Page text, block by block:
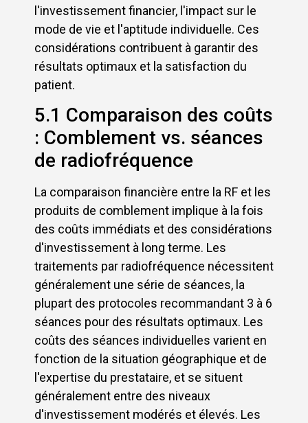
l'investissement financier, l'impact sur le
mode de vie et l'aptitude individuelle. Ces
considérations contribuent à garantir des
résultats optimaux et la satisfaction du
patient.
5.1 Comparaison des coûts
: Comblement vs. séances
de radiofréquence
La comparaison financière entre la RF et les
produits de comblement implique à la fois
des coûts immédiats et des considérations
d'investissement à long terme. Les
traitements par radiofréquence nécessitent
généralement une série de séances, la
plupart des protocoles recommandant 3 à 6
séances pour des résultats optimaux. Les
coûts des séances individuelles varient en
fonction de la situation géographique et de
l'expertise du prestataire, et se situent
généralement entre des niveaux
d'investissement modérés et élevés. Les